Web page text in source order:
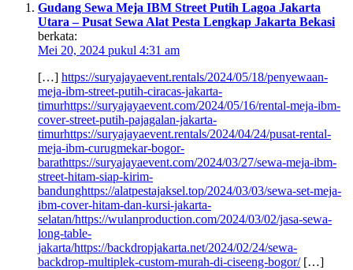
Gudang Sewa Meja IBM Street Putih Lagoa Jakarta
Utara – Pusat Sewa Alat Pesta Lengkap Jakarta Bekasi
berkata:
Mei 20, 2024 pukul 4:31 am
[…] https://suryajayaevent.rentals/2024/05/18/penyewaan-
meja-ibm-street-putih-ciracas-jakarta-
timurhttps://suryajayaevent.com/2024/05/16/rental-meja-ibm-
cover-street-putih-pajagalan-jakarta-
timurhttps://suryajayaevent.rentals/2024/04/24/pusat-rental-
meja-ibm-curugmekar-bogor-
barathttps://suryajayaevent.com/2024/03/27/sewa-meja-ibm-
street-hitam-siap-kirim-
bandunghttps://alatpestajaksel.top/2024/03/03/sewa-set-meja-
ibm-cover-hitam-dan-kursi-jakarta-
selatan/https://wulanproduction.com/2024/03/02/jasa-sewa-
long-table-
jakarta/https://backdropjakarta.net/2024/02/24/sewa-
backdrop-multiplek-custom-murah-di-ciseeng-bogor/[…]